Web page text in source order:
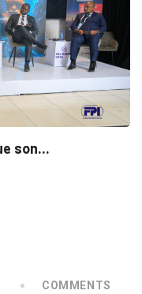
son...
COMMENTS